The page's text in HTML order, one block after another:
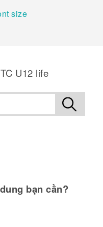
size
U12 life
bạn cần?